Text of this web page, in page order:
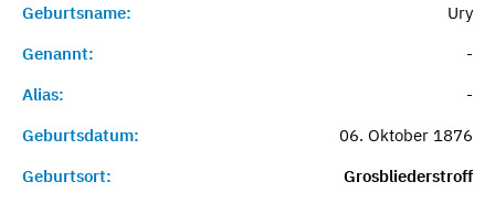
Geburtsname:
Ury
Genannt:
-
Alias:
-
Geburtsdatum:
06. Oktober 1876
Geburtsort:
Grosbliederstroff